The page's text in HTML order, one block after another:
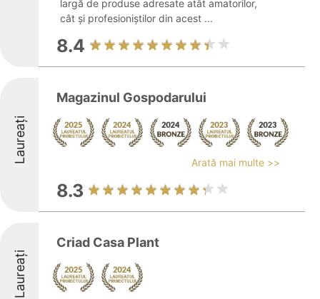
largă de produse adresate atât amatorilor,
cât și profesioniștilor din acest ...
8.4
Laureați
Magazinul Gospodarului
Arată mai multe >>
8.3
Laureați
Criad Casa Plant